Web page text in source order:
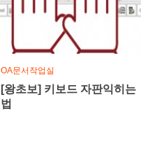
OA문서작업실
[왕초보] 키보드 자판익히는
법